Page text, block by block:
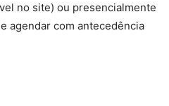
no site) ou presencialmente
agendar com antecedência